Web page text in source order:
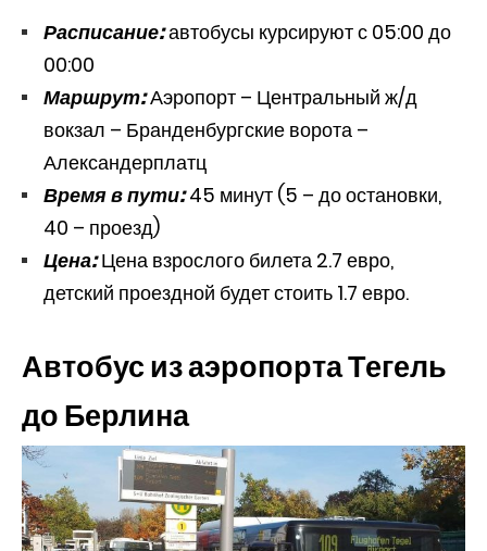
Расписание:автобусы курсируют с 05:00 до
00:00
Маршрут:Аэропорт – Центральный ж/д
вокзал – Бранденбургские ворота –
Александерплатц
Время в пути:45 минут (5 – до остановки,
40 – проезд)
Цена:Цена взрослого билета 2.7 евро,
детский проездной будет стоить 1.7 евро.
Автобус из аэропорта Тегель
до Берлина